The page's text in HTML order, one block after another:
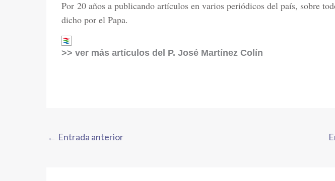
Por 20 años a publicando artículos en varios periódicos del país, sobre
dicho por el Papa.
>> ver más artículos del P. José Martínez Colín
← Entrada anterior